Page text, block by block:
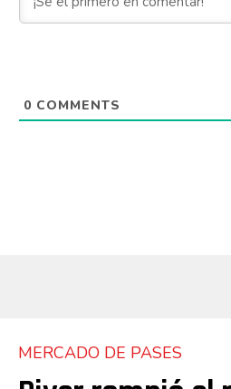
0 COMMENTS
MERCADO DE PASES